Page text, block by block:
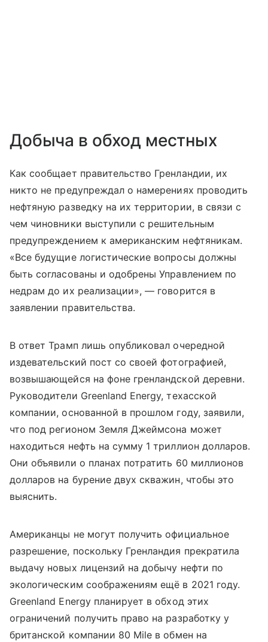
Добыча в обход местных
Как сообщает правительство Гренландии, их
никто не предупреждал о намерениях проводить
нефтяную разведку на их территории, в связи с
чем чиновники выступили с решительным
предупреждением к американским нефтяникам.
«Все будущие логистические вопросы должны
быть согласованы и одобрены Управлением по
недрам до их реализации», — говорится в
заявлении правительства.
В ответ Трамп лишь опубликовал очередной
издевательский пост со своей фотографией,
возвышающейся на фоне гренландской деревни.
Руководители Greenland Energy, техасской
компании, основанной в прошлом году, заявили,
что под регионом Земля Джеймсона может
находиться нефть на сумму 1 триллион долларов.
Они объявили о планах потратить 60 миллионов
долларов на бурение двух скважин, чтобы это
выяснить.
Американцы не могут получить официальное
разрешение, поскольку Гренландия прекратила
выдачу новых лицензий на добычу нефти по
экологическим соображениям ещё в 2021 году.
Greenland Energy планирует в обход этих
ограничений получить право на разработку у
британской компании 80 Mile в обмен на